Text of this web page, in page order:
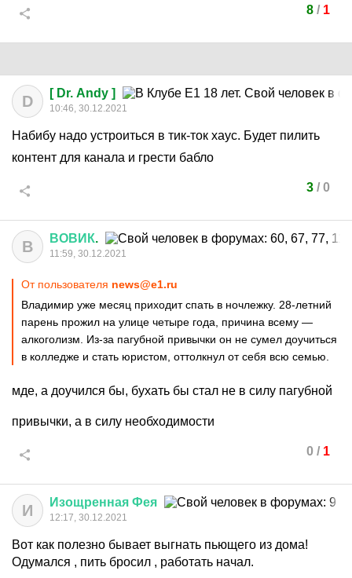
8/ 1
D [ Dr. Andy ]
10:46, 30.12.2021
Набибу надо устроиться в тик-ток хаус. Будет пилить
контент для канала и грести бабло
3/ 0
В ВОВИК.
11:59, 30.12.2021
От пользователя news@e1.ru
Владимир уже месяц приходит спать в ночлежку. 28-летний
парень прожил на улице четыре года, причина всему —
алкоголизм. Из-за пагубной привычки он не сумел доучиться
в колледже и стать юристом, оттолкнул от себя всю семью.
мде, а доучился бы, бухать бы стал не в силу пагубной
привычки, а в силу необходимости
0 / 1
И Изощренная Фея
12:17, 30.12.2021
Вот как полезно бывает выгнать пьющего из дома!
Одумался , пить бросил , работать начал.